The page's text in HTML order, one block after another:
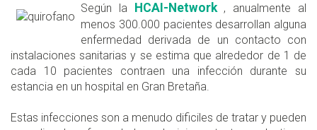
Según la HCAI-Network, anualmente al
menos 300.000 pacientes desarrollan alguna
enfermedad derivada de un contacto con
instalaciones sanitarias y se estima que alrededor de 1 de
cada 10 pacientes contraen una infección durante su
estancia en un hospital en Gran Bretaña.
Estas infecciones son a menudo dificiles de tratar y pueden